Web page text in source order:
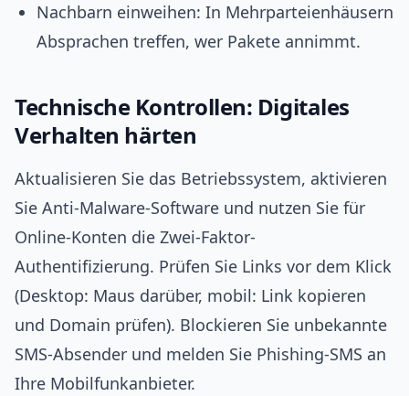
Nachbarn einweihen: In Mehrparteienhäusern
Absprachen treffen, wer Pakete annimmt.
Technische Kontrollen: Digitales
Verhalten härten
Aktualisieren Sie das Betriebssystem, aktivieren
Sie Anti-Malware-Software und nutzen Sie für
Online-Konten die Zwei-Faktor-
Authentifizierung. Prüfen Sie Links vor dem Klick
(Desktop: Maus darüber, mobil: Link kopieren
und Domain prüfen). Blockieren Sie unbekannte
SMS-Absender und melden Sie Phishing-SMS an
Ihre Mobilfunkanbieter.